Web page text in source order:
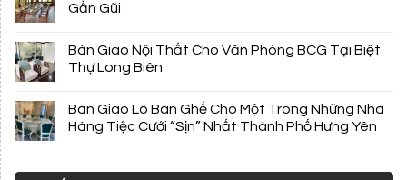
Gần Gũi
Bàn Giao Nội Thất Cho Văn Phòng BCG Tại Biệt
Thự Long Biên
Bàn Giao Lô Bàn Ghế Cho Một Trong Những Nhà
Hàng Tiệc Cưới “Sịn” Nhất Thành Phố Hưng Yên